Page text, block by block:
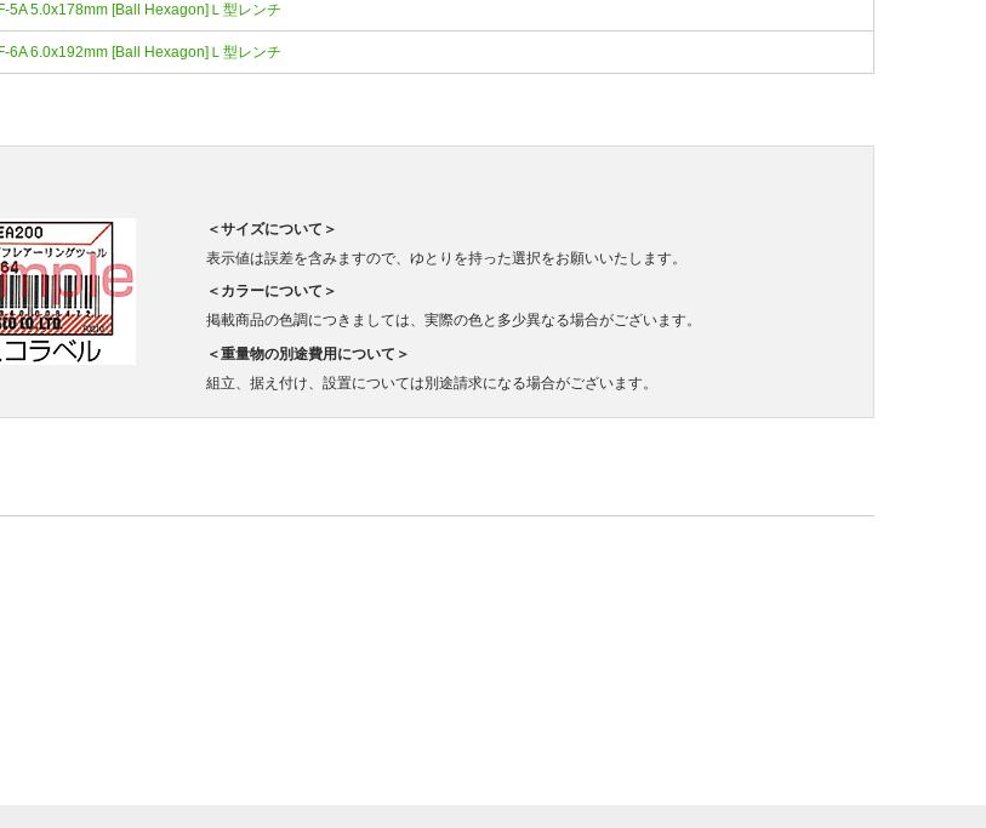
5A 5.0x178mm [Ball Hexagon]Ｌ型レンチ
6A 6.0x192mm [Ball Hexagon]Ｌ型レンチ
＜サイズについて＞
表示値は誤差を含みますので、ゆとりを持った選択をお願いいたします。
＜カラーについて＞
掲載商品の色調につきましては、実際の色と多少異なる場合がございます。
＜重量物の別途費用について＞
組立、据え付け、設置については別途請求になる場合がございます。